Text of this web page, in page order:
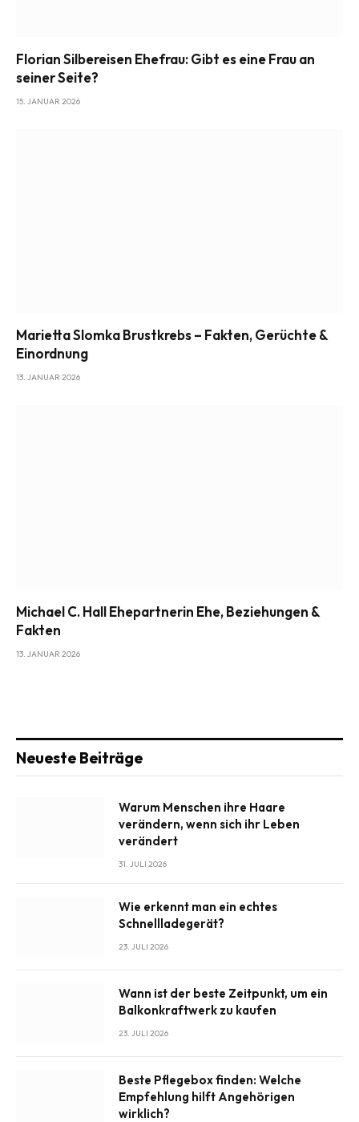
Florian Silbereisen Ehefrau: Gibt es eine Frau an
seiner Seite?
15. JANUAR 2026
Marietta Slomka Brustkrebs – Fakten, Gerüchte &
Einordnung
13. JANUAR 2026
Michael C. Hall Ehepartnerin Ehe, Beziehungen &
Fakten
13. JANUAR 2026
Neueste Beiträge
Warum Menschen ihre Haare
verändern, wenn sich ihr Leben
verändert
31. JULI 2026
Wie erkennt man ein echtes
Schnellladegerät?
23. JULI 2026
Wann ist der beste Zeitpunkt, um ein
Balkonkraftwerk zu kaufen
23. JULI 2026
Beste Pflegebox finden: Welche
Empfehlung hilft Angehörigen
wirklich?